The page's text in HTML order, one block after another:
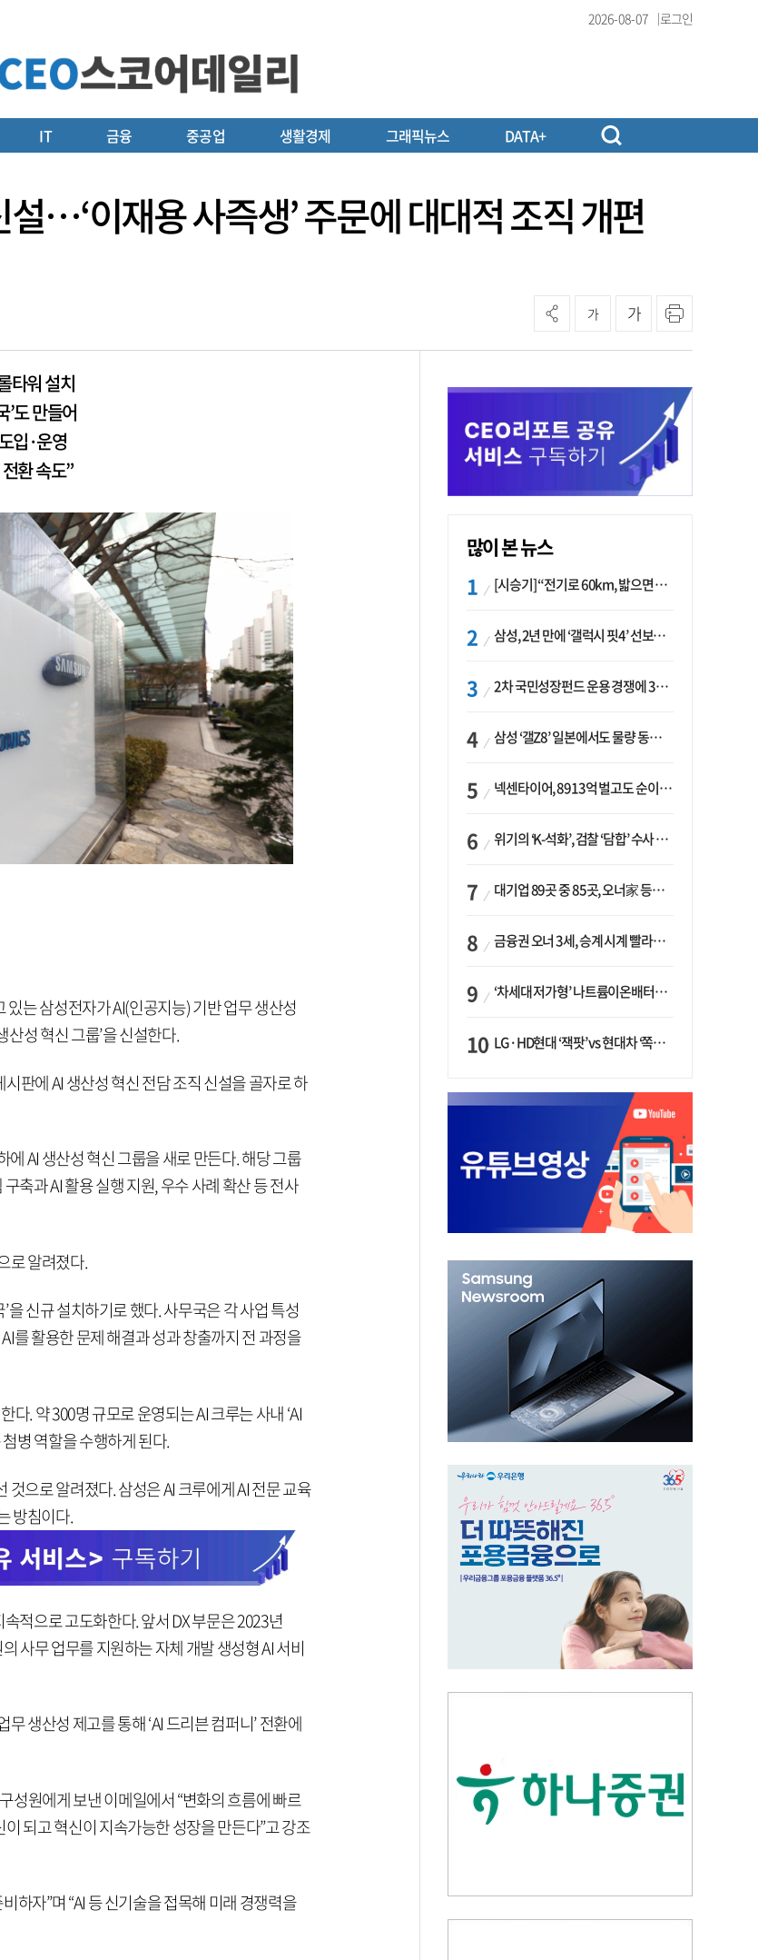
2026-08-07 로그인
IT 금융 중공업 생활경제 그래픽뉴스 DATA+
설…‘이재용 사즉생’ 주문에 대대적 조직 개편
가 가
타워 설치
’도 만들어
입·운영
환 속도”
있는 삼성전자가 AI(인공지능) 기반 업무 생산성
산성 혁신 그룹’을 신설한다.
판에 AI 생산성 혁신 전담 조직 신설을 골자로 하
AI 생산성 혁신 그룹을 새로 만든다. 해당 그룹
축과 AI 활용 실행 지원, 우수 사례 확산 등 전사
로 알려졌다.
을 신규 설치하기로 했다. 사무국은 각 사업 특성
를 활용한 문제 해결과 성과 창출까지 전 과정을
다. 약 300명 규모로 운영되는 AI 크루는 사내 ‘AI
병 역할을 수행하게 된다.
으로 알려졌다. 삼성은 AI 크루에게 AI 전문 교육
방침이다.
적으로 고도화한다. 앞서 DX 부문은 2023년
사무 업무를 지원하는 자체 개발 생성형 AI 서비
생산성 제고를 통해 ‘AI 드리븐 컴퍼니’ 전환에
성원에게 보낸 이메일에서 “변화의 흐름에 빠르
되고 혁신이 지속가능한 성장을 만든다”고 강조
하자”며 “AI 등 신기술을 접목해 미래 경쟁력을
많이 본 뉴스
[시승기] “전기로 60km, 밟으면 462마력”…볼보 XC60 T8의 두 얼굴
삼성, 2년 만에 ‘갤럭시 핏4’ 선보이나…웨어러블 생태계 확장 ‘시동’
2차 국민성장펀드 운용 경쟁에 33개사 몰렸다…신한·하나 등 새 얼굴 대거 합류
삼성 ‘갤Z8’ 일본에서도 물량 동났다…애플 참전 앞두고 선두 수성 ‘시험대’
넥센타이어, 8913억 벌고도 순이익 2억…유럽 세부담에 이익 증발
위기의 ‘K-석화’, 검찰 ‘담합’ 수사 착수…“LG·한화·롯데 등 7개 업체, 8개 제품 가격 담합”
대기업 89곳 중 85곳, 오너家 등기임원 겸직…BS 46곳·SM 45곳 ‘족벌경영’ 고착화
금융권 오너 3세, 승계 시계 빨라지나…한국투자 ‘속도’·미래에셋·메리츠는 ‘거리두기’
‘차세대 저가형’ 나트륨이온배터리 시대 오나…LG화학·에코프로, 상용화 속도낸다
LG·HD현대 ‘잭팟’ vs 현대차 ‘쪽박’…글로벌 사모펀드, 韓 대기업 투자 ‘희비’